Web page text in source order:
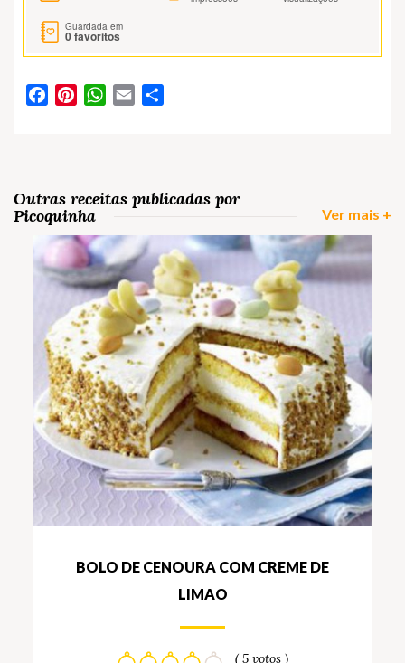
Guardada em
0favoritos
FacebookPinterestWhatsApp
Email
Outras receitas publicadas por
Picoquinha
Ver mais +
BOLO DE CENOURA COM CREME DE
LIMAO
( 5 votos )